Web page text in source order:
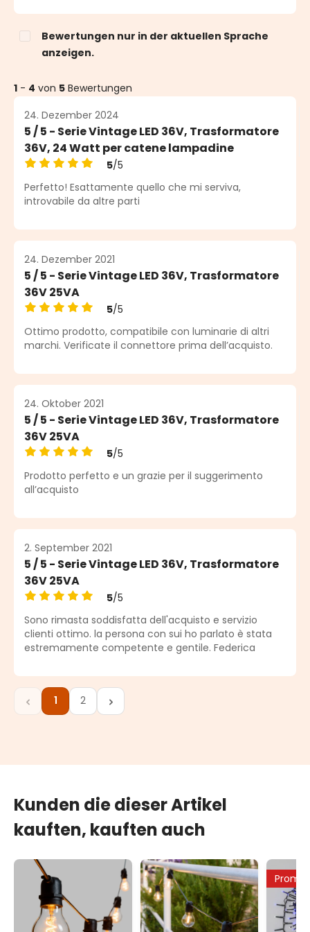
Bewertungen nur in der aktuellen Sprache
anzeigen.
1 - 4 von 5 Bewertungen
24. Dezember 2024
5 / 5 - Serie Vintage LED 36V, Trasformatore
36V, 24 Watt per catene lampadine
Durchschnittliche Bewertung von 5 von 5 Sternen
5/5
Perfetto! Esattamente quello che mi serviva,
introvabile da altre parti
24. Dezember 2021
5 / 5 - Serie Vintage LED 36V, Trasformatore
36V 25VA
Durchschnittliche Bewertung von 5 von 5 Sternen
5/5
Ottimo prodotto, compatibile con luminarie di altri
marchi. Verificate il connettore prima dell’acquisto.
24. Oktober 2021
5 / 5 - Serie Vintage LED 36V, Trasformatore
36V 25VA
Durchschnittliche Bewertung von 5 von 5 Sternen
5/5
Prodotto perfetto e un grazie per il suggerimento
all’acquisto
2. September 2021
5 / 5 - Serie Vintage LED 36V, Trasformatore
36V 25VA
Durchschnittliche Bewertung von 5 von 5 Sternen
5/5
Sono rimasta soddisfatta dell'acquisto e servizio
clienti ottimo. la persona con sui ho parlato è stata
estremamente competente e gentile. Federica
Seite
1 Seite
2
Kunden die dieser Artikel
kauften, kauften auch
Promo